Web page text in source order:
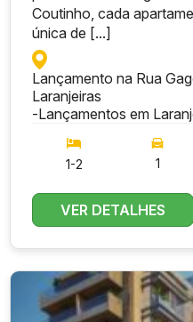
Coutinho, cada
única de [...]
Lançamento na Rua
Laranjeiras
-Lançamentos em
1-2 1
VER DETALHES